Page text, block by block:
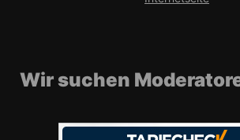
Wir suchen